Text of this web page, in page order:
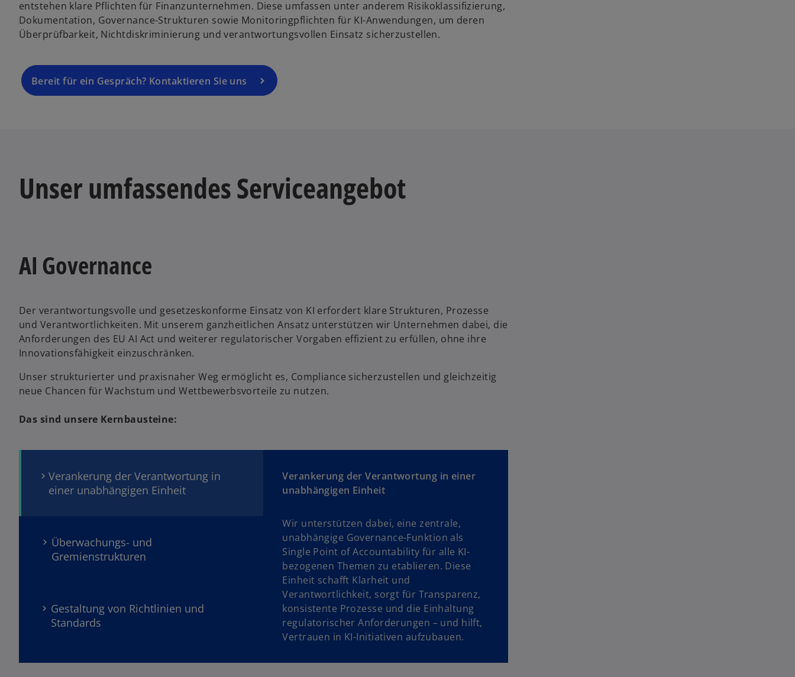
entstehen klare Pflichten für Finanzunternehmen. Diese umfassen unter anderem Risikoklassifizierung,
Dokumentation, Governance-Strukturen sowie Monitoringpflichten für KI-Anwendungen, um deren
Überprüfbarkeit, Nichtdiskriminierung und verantwortungsvollen Einsatz sicherzustellen.
Bereit für ein Gespräch? Kontaktieren Sie uns
Unser umfassendes Serviceangebot
AI Governance
Der verantwortungsvolle und gesetzeskonforme Einsatz von KI erfordert klare Strukturen, Prozesse
und Verantwortlichkeiten. Mit unserem ganzheitlichen Ansatz unterstützen wir Unternehmen dabei, die
Anforderungen des EU AI Act und weiterer regulatorischer Vorgaben effizient zu erfüllen, ohne ihre
Innovationsfähigkeit einzuschränken.
Unser strukturierter und praxisnaher Weg ermöglicht es, Compliance sicherzustellen und gleichzeitig
neue Chancen für Wachstum und Wettbewerbsvorteile zu nutzen.
Das sind unsere Kernbausteine:
Verankerung der Verantwortung in
einer unabhängigen Einheit
Überwachungs- und
Gremienstrukturen
Gestaltung von Richtlinien und
Standards
Verankerung der Verantwortung in einer
unabhängigen Einheit
Wir unterstützen dabei, eine zentrale,
unabhängige Governance-Funktion als
Single Point of Accountability für alle KI-
bezogenen Themen zu etablieren. Diese
Einheit schafft Klarheit und
Verantwortlichkeit, sorgt für Transparenz,
konsistente Prozesse und die Einhaltung
regulatorischer Anforderungen – und hilft,
Vertrauen in KI-Initiativen aufzubauen.